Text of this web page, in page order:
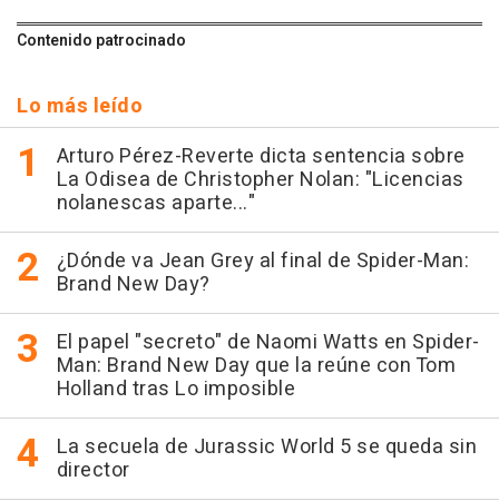
Contenido patrocinado
Lo más leído
Arturo Pérez-Reverte dicta sentencia sobre
La Odisea de Christopher Nolan: "Licencias
nolanescas aparte..."
¿Dónde va Jean Grey al final de Spider-Man:
Brand New Day?
El papel "secreto" de Naomi Watts en Spider-
Man: Brand New Day que la reúne con Tom
Holland tras Lo imposible
La secuela de Jurassic World 5 se queda sin
director